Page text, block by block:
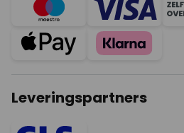
Leveringspartners